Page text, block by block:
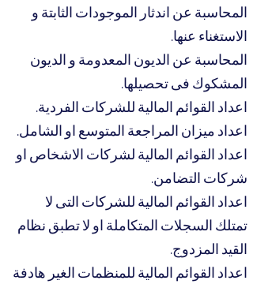
المحاسبة عن اندثار الموجودات الثابتة و
الاستغناء عنها.
المحاسبة عن الديون المعدومة و الديون
المشكوك فى تحصيلها.
اعداد القوائم المالية للشركات الفردية.
اعداد ميزان المراجعة المتوسع او الشامل.
اعداد القوائم المالية لشركات الاشخاص او
شركات التضامن.
اعداد القوائم المالية للشركات التى لا
تمتلك السجلات المتكاملة او لا تطبق نظام
القيد المزدوج.
اعداد القوائم المالية للمنظمات الغير هادفة